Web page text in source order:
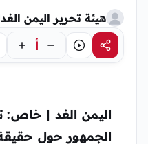
هيئة تحرير اليمن الغد
مشاركةاستماع أ
اليمن الغد | خاص:
الجمهور حول